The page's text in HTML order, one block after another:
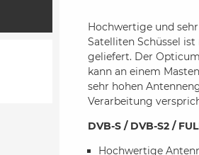
Hochwertige und
Satelliten Schüssel
geliefert. Der
kann an einem
sehr hohen
Verarbeitung
DVB-S / DVB-S2 /
Hochwertige